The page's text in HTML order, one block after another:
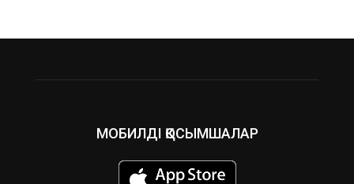
МОБИЛДІ ҚОСЫМШАЛАР